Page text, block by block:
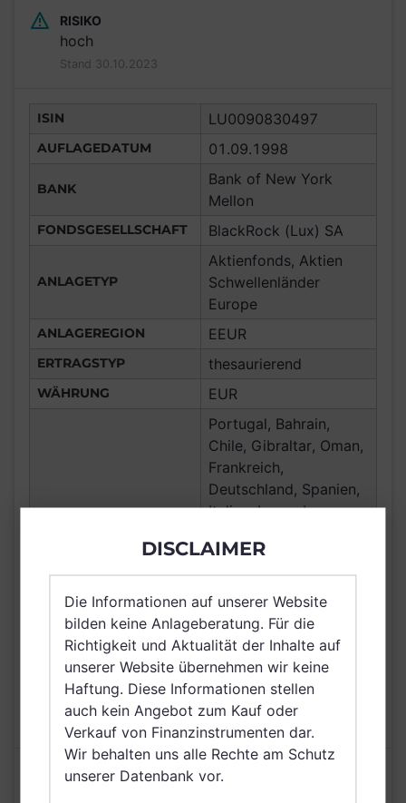
RISIKO
hoch
Stand 30.10.2023
ISIN LU0090830497
AUFLAGEDATUM 01.09.1998
BANK
Bank of New York
Mellon
FONDSGESELLSCHAFT BlackRock (Lux) SA
ANLAGETYP
Aktienfonds, Aktien
Schwellenländer
Europe
ANLAGEREGION EEUR
ERTRAGSTYP thesaurierend
WÄHRUNG EUR
Portugal, Bahrain,
Chile, Gibraltar, Oman,
Frankreich,
Deutschland, Spanien,
Italien, Luxemburg,
Polen, Ungarn, Irland,
Belgien, Vereinigte
Arabische Emirate,
Singapur, Brunei
Darussalam
AUSGABEAUFSCHLAG 3,00%
MAX. LAUFENDE
KOSTEN
2,25%
Risikoeinstufung laut Anbieter (KID)
DISCLAIMER
Die Informationen auf unserer Website
bilden keine Anlageberatung. Für die
Richtigkeit und Aktualität der Inhalte auf
unserer Website übernehmen wir keine
Haftung. Diese Informationen stellen
auch kein Angebot zum Kauf oder
Verkauf von Finanzinstrumenten dar.
Wir behalten uns alle Rechte am Schutz
unserer Datenbank vor.